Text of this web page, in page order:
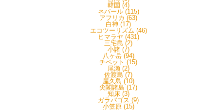
韓国 (4)
ネパール (115)
アフリカ (63)
白神 (17)
エコツーリズム (46)
ヒマラヤ (431)
三宅島 (2)
小諸 (7)
八ヶ岳 (94)
チベット (15)
尾瀬 (2)
佐渡島 (7)
屋久島 (10)
尖閣諸島 (17)
知床 (3)
ガラパゴス (9)
小笠原 (15)